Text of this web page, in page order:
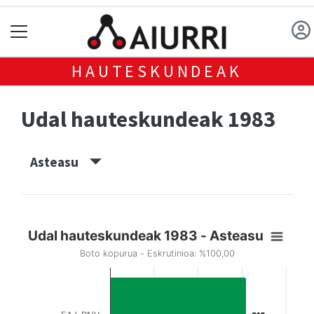
HAUTESKUNDEAK
Udal hauteskundeak 1983
Asteasu
Udal hauteskundeak 1983 - Asteasu
Boto kopurua - Eskrutinioa: %100,00